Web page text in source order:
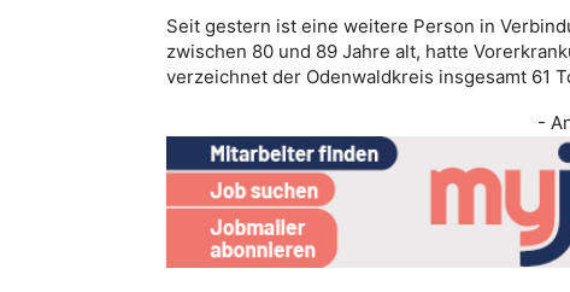
Seit gestern ist eine weitere Person in
zwischen 80 und 89 Jahre alt, hatte
verzeichnet der Odenwaldkreis insgesamt 61
-